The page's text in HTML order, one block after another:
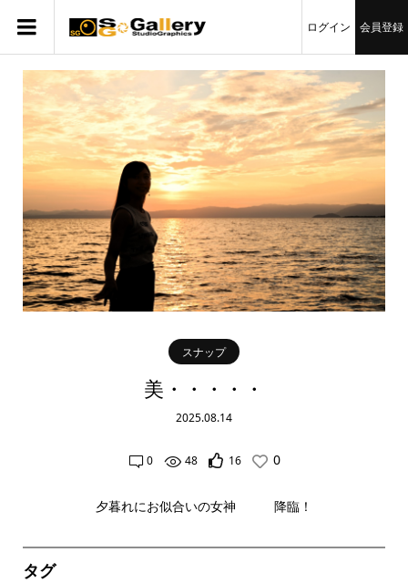
ログイン 会員登録
スナップ
美・・・・・
2025.08.14
0 48 16 0
夕暮れにお似合いの女神 降臨！
タグ